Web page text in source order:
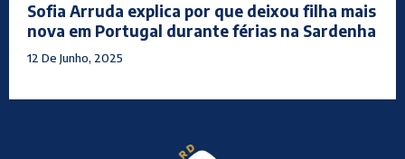
Sofia Arruda explica por que deixou filha mais
nova em Portugal durante férias na Sardenha
12 De Junho, 2025